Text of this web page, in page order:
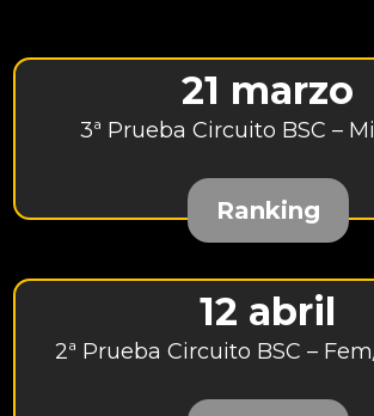
21 marzo
3ª Prueba Circuito BSC –
Ranking
12 abril
2ª Prueba Circuito BSC –